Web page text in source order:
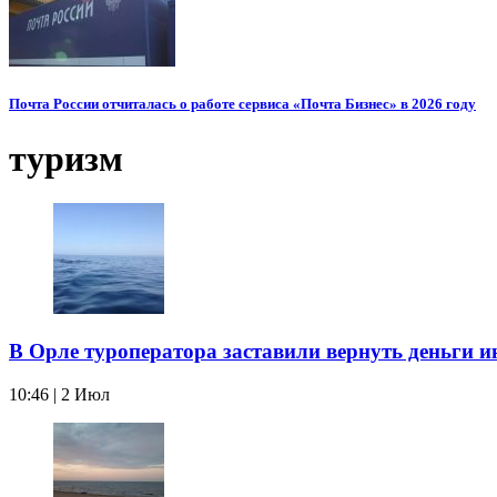
Почта России отчиталась о работе сервиса «Почта Бизнес» в 2026 году
туризм
В Орле туроператора заставили вернуть деньги
10:46 | 2 Июл